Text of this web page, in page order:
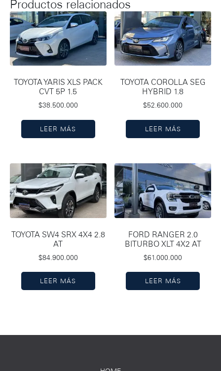
Productos relacionados
TOYOTA YARIS XLS PACK
CVT 5P 1.5
$38.500.000
LEER MÁS
TOYOTA COROLLA SEG
HYBRID 1.8
$52.600.000
LEER MÁS
TOYOTA SW4 SRX 4X4 2.8
AT
$84.900.000
LEER MÁS
FORD RANGER 2.0
BITURBO XLT 4X2 AT
$61.000.000
LEER MÁS